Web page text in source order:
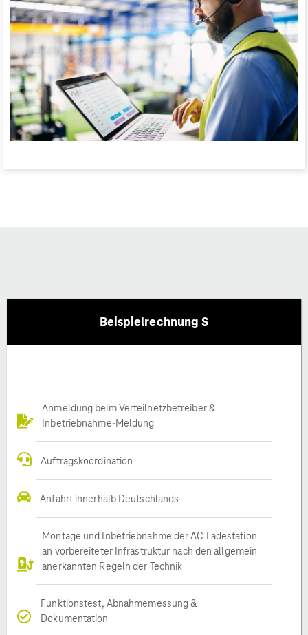
Beispielrechnung S
Anmeldung beim Verteilnetzbetreiber &
Inbetriebnahme-Meldung
Auftragskoordination
Anfahrt innerhalb Deutschlands
Montage und Inbetriebnahme der AC Ladestation
an vorbereiteter Infrastruktur nach den allgemein
anerkannten Regeln der Technik
Funktionstest, Abnahmemessung &
Dokumentation